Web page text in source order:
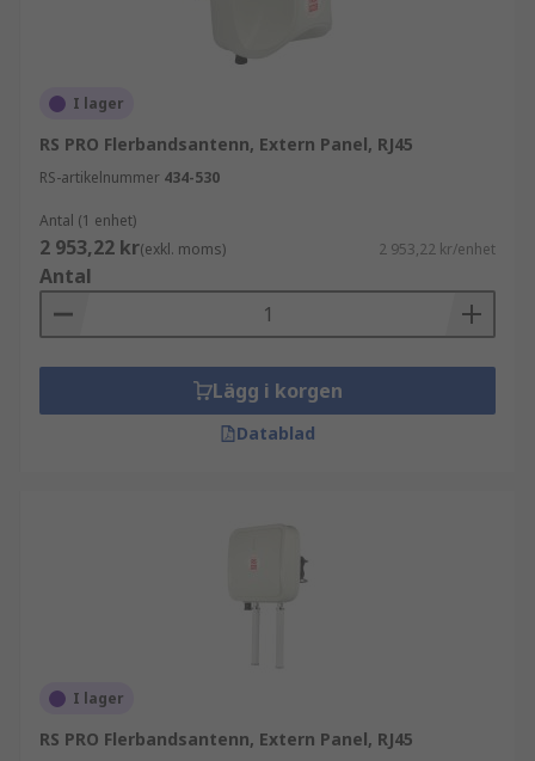
I lager
RS PRO Flerbandsantenn, Extern Panel, RJ45
RS-artikelnummer 434-530
Antal (1 enhet)
2 953,22 kr(exkl. moms) 2 953,22 kr/enhet
Antal
Lägg i korgen
Datablad
I lager
RS PRO Flerbandsantenn, Extern Panel, RJ45